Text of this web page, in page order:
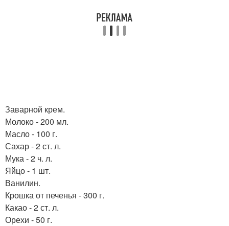
Заварной крем.
Молоко - 200 мл.
Масло - 100 г.
Сахар - 2 ст. л.
Мука - 2 ч. л.
Яйцо - 1 шт.
Ванилин.
Крошка от печенья - 300 г.
Какао - 2 ст. л.
Орехи - 50 г.